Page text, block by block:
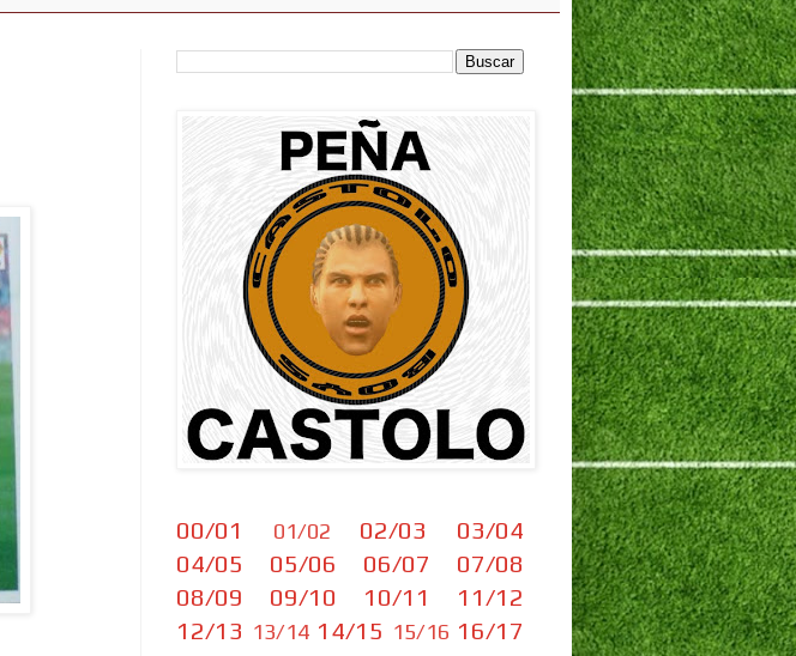
00/01 01/02 02/03
03/04
04/05
05/06 06/07
07/08
08/09
09/10 10/11
11/12
12/13 13/14 14/15 15/16 16/17